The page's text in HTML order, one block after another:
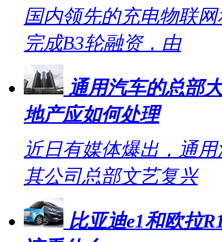
国内领先的充电物联
完成B3轮融资，由
通用汽车的总部
地产应如何处理
近日有媒体爆出，通
其公司总部文艺复兴
比亚迪e1和欧拉